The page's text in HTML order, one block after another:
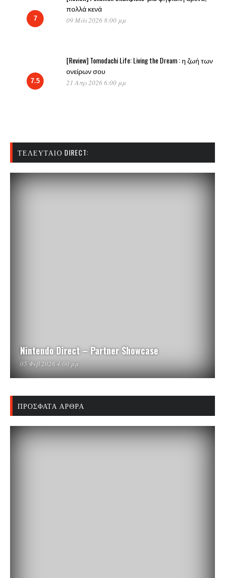
7
πολλά κενά
09 Μάι 2026 8:00 μμ
7.5
[Review] Tomodachi Life: Living the Dream : η ζωή των
ονείρων σου
21 Απρ 2026 6:00 μμ
ΤΕΛΕΥΤΑΊΟ DIRECT:
Nintendo Direct – Partner Showcase
05 Φεβ 2026 4:00 μμ
ΠΡΌΣΦΑΤΑ ΆΡΘΡΑ